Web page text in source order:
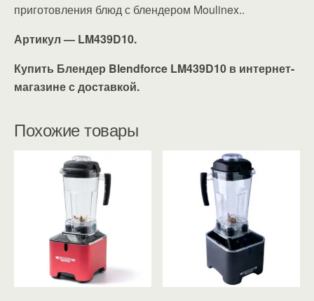
приготовления блюд с блендером Moulinex..
Артикул — LM439D10.
Купить Блендер Blendforce LM439D10 в интернет-
магазине с доставкой.
Похожие товары